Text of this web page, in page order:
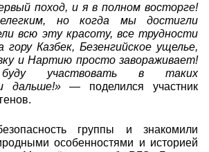
поход, и я в полном восторге!
но когда мы достигли
всю эту красоту, все трудности
гору Казбек, Безенгийское ущелье,
и Нартию просто завораживает!
буду участвовать в таких
дальше!»— поделился участник
группы и знакомили
особенностями и историей